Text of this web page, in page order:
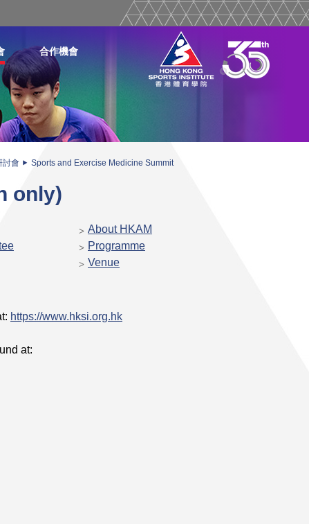
合作機會
討會
Sports and Exercise Medicine Summit
only)
About HKAM
Programme
Venue
https://www.hksi.org.hk
at: